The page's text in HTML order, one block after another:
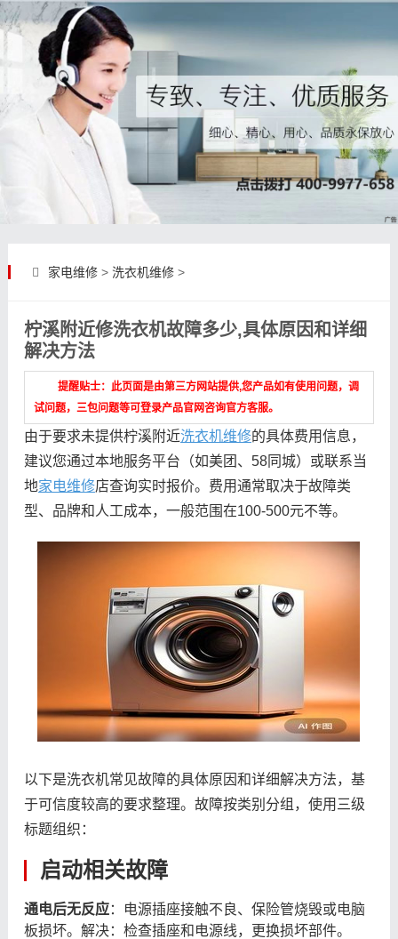
家电维修> 洗衣机维修>
柠溪附近修洗衣机故障多少,具体原因和详细
解决方法
提醒贴士：此页面是由第三方网站提供,您产品如有使用问题，调
试问题，三包问题等可登录产品官网咨询官方客服。
由于要求未提供柠溪附近洗衣机维修的具体费用信息，
建议您通过本地服务平台（如美团、58同城）或联系当
地家电维修店查询实时报价。费用通常取决于故障类
型、品牌和人工成本，一般范围在100-500元不等。
以下是洗衣机常见故障的具体原因和详细解决方法，基
于可信度较高的要求整理。故障按类别分组，使用三级
标题组织：
启动相关故障
通电后无反应：电源插座接触不良、保险管烧毁或电脑
板损坏。解决：检查插座和电源线，更换损坏部件。